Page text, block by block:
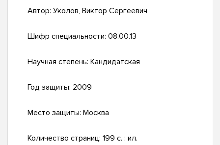
Автор: Уколов, Виктор Сергеевич
Шифр специальности: 08.00.13
Научная степень: Кандидатская
Год защиты: 2009
Место защиты: Москва
Количество страниц: 199 с. : ил.